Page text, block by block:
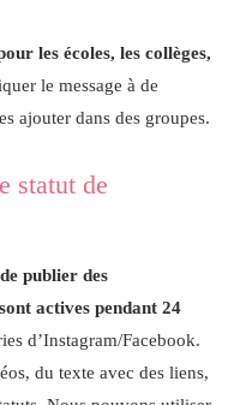
les écoles, les collèges,
le message à de
ajouter dans des groupes.
statut de
publier des
actives pendant 24
d’Instagram/Facebook.
du texte avec des liens,